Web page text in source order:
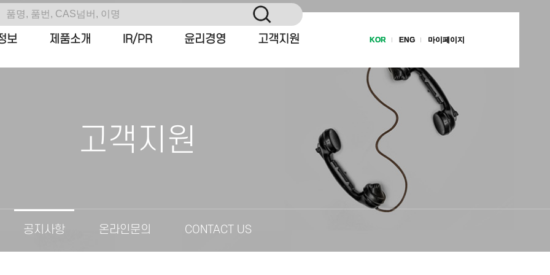
보 제품소개 IR/PR 윤리경영 고객지원 KOR ENG 마이페이지
KOR ENG 마이페이지
고객지원
공지사항 온라인문의 CONTACT US